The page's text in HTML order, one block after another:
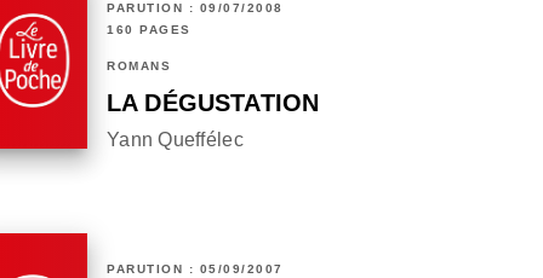
PARUTION : 09/07/2008
160 PAGES
ROMANS
LA DÉGUSTATION
Yann Queffélec
PARUTION : 05/09/2007